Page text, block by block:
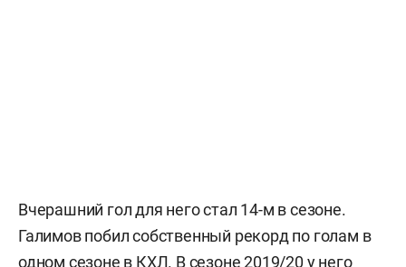
Вчерашний гол для него стал 14-м в сезоне.
Галимов побил собственный рекорд по голам в
одном сезоне в КХЛ. В сезоне 2019/20 у него